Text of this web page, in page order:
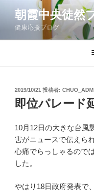
ン
朝霞中央徒然
健康応援ブログ
投
稿
日:
2019/10/21 投稿者:
即位パレード
10月12日の大きな台風
害がニュースで伝えら
心痛でらっしゃるので
した。
やはり18日政府発表で